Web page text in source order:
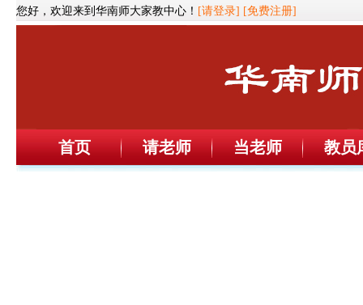
您好，欢迎来到华南师大家教中心！ [请登录] [免费注册]
首页 请老师 当老师 教员